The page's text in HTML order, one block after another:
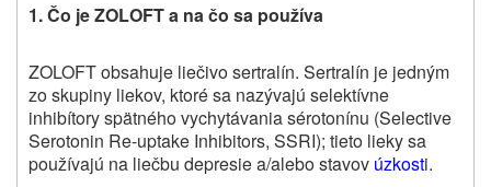
1. Čo je ZOLOFT a na čo sa používa
ZOLOFT obsahuje liečivo sertralín. Sertralín je jedným
zo skupiny liekov, ktoré sa nazývajú selektívne
inhibítory spätného vychytávania sérotonínu (Selective
Serotonin Re‑uptake Inhibitors, SSRI); tieto lieky sa
používajú na liečbu depresie a/alebo stavov úzkosti.